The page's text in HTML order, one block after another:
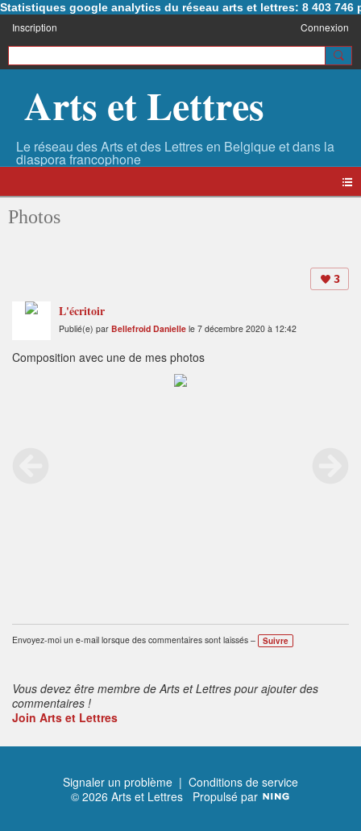
Statistiques google analytics du réseau arts et lettres: 8 403 746
Inscription Connexion
Arts et Lettres
Photos
3
L'écritoir
Publié(e) par Bellefroid Danielle le 7 décembre 2020 à 12:42
Composition avec une de mes photos
Envoyez-moi un e-mail lorsque des commentaires sont laissés – Suivre
Vous devez être membre de Arts et Lettres pour ajouter des
commentaires !
Join Arts et Lettres
Signaler un problème | Conditions de service
© 2026 Arts et Lettres Propulsé par